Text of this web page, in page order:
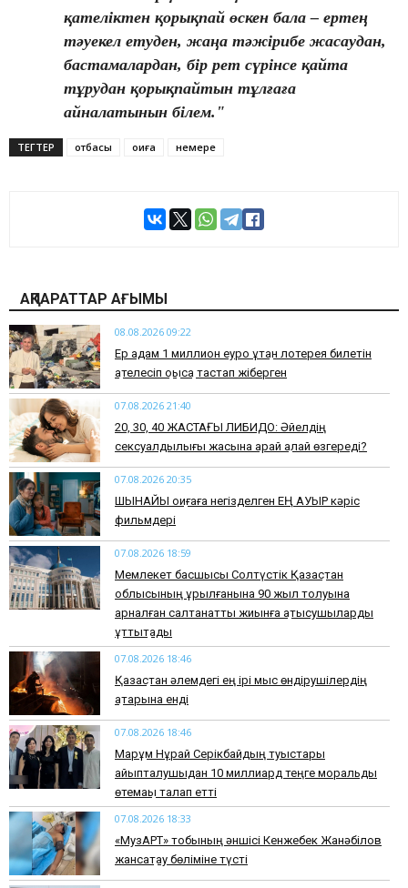
қателіктен қорықпай өскен бала – ертең
тәуекел етуден, жаңа тәжірибе жасаудан,
бастамалардан, бір рет сүрінсе қайта
тұрудан қорықпайтын тұлғаға
айналатынын білем."
ТЕГТЕР отбасы оқиға немере
АҚПАРАТТАР АҒЫМЫ
08.08.2026 09:22
Ер адам 1 миллион еуро ұтқан лотерея билетін
қателесіп қоқысқа тастап жіберген
07.08.2026 21:40
​20, 30, 40 ЖАСТАҒЫ ЛИБИДО: Әйелдің
сексуалдылығы жасына қарай қалай өзгереді?
07.08.2026 20:35
​ШЫНАЙЫ оқиғаға негізделген ЕҢ АУЫР кәріс
фильмдері
07.08.2026 18:59
Мемлекет басшысы Солтүстік Қазақстан
облысының құрылғанына 90 жыл толуына
арналған салтанатты жиынға қатысушыларды
құттықтады
07.08.2026 18:46
Қазақстан әлемдегі ең ірі мыс өндірушілердің
қатарына енді
07.08.2026 18:46
Марқұм Нұрай Серікбайдың туыстары
айыпталушыдан 10 миллиард теңге моральдық
өтемақы талап етті
07.08.2026 18:33
«МузАРТ» тобының әншісі Кенжебек Жанәбілов
жансақтау бөліміне түсті